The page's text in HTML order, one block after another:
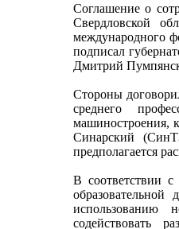
Соглашение о
Свердловской
международного
подписал
Дмитрий
Стороны
среднего
машиностроения,
Синарский
предполагается
В соответствии с
образовательной
использованию
содействовать